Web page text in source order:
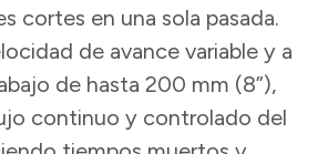
cortes en una sola pasada.
de avance variable y a
de hasta 200 mm (8”),
continuo y controlado del